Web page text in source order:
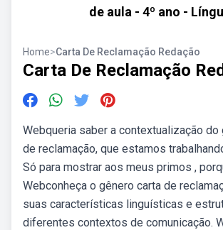
de aula - 4º ano -
Home>Carta De Reclamação Redação
Carta De Reclamação
Webqueria saber a contextualização do
de reclamação, que estamos
Só para mostrar aos meus primos ,
Webconheça o gênero carta de
suas características linguísticas e
diferentes contextos de comunicação.